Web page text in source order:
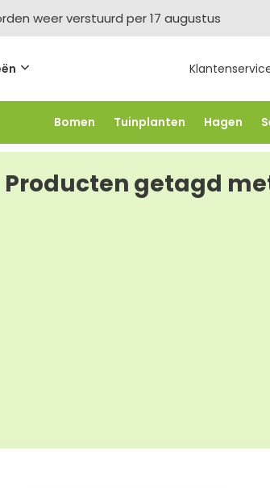
weer verstuurd per 17 augustus
Bomen Tuinplanten Hagen
vanaf €250 -FLOWBO250 -5% vanaf
Producten getagd